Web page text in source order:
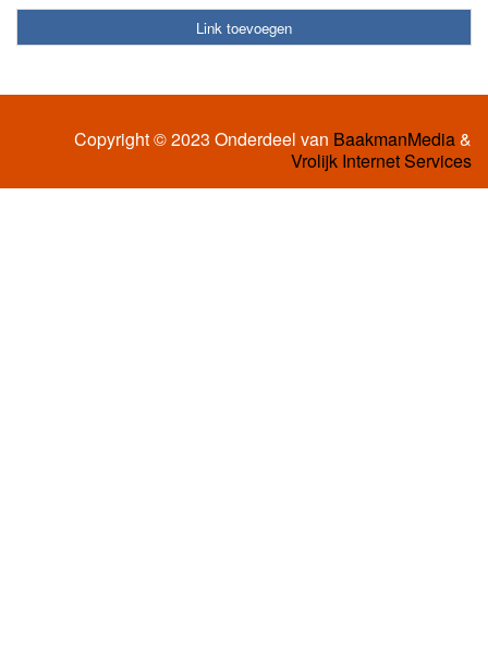
Link toevoegen
Copyright © 2023 Onderdeel van BaakmanMedia&
Vrolijk Internet Services